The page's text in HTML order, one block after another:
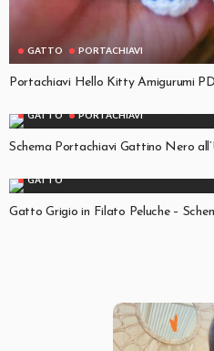
GATTO PORTACHIAVI
Portachiavi Hello Kitty Amigurumi
GATTO PORTACHIAVI
Schema Portachiavi Gattino Nero
GATTO
Gatto Grigio in Filato Peluche –